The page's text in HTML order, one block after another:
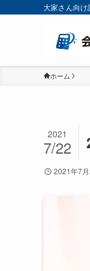
大家さん向
ホーム
2021
7/22
2021年7